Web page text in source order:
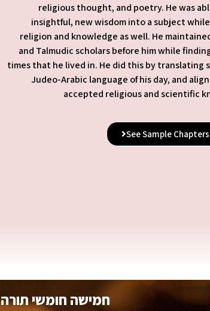
religious thought, and poetry. He was
insightful, new wisdom into a subject
religion and knowledge as well. He
and Talmudic scholars before him while
times that he lived in. He did this by
Judeo-Arabic language of his day, and
accepted religious and scientific
See Sample Chapters
חמישה חומשי תורה